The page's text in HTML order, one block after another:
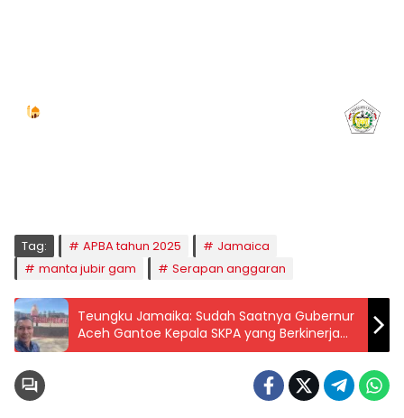
Tag: APBA tahun 2025
Jamaica
manta jubir gam
Serapan anggaran
Teungku Jamaika: Sudah Saatnya Gubernur
Aceh Gantoe Kepala SKPA yang Berkinerja
Biasa-Biasa Saja